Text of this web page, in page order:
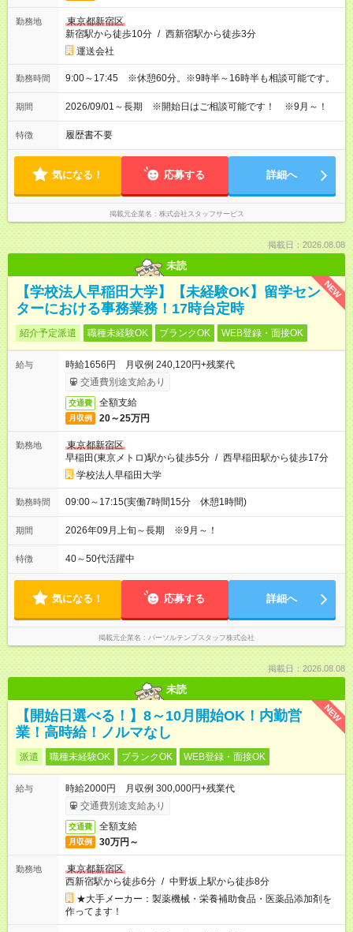
勤務地
東京都新宿区
新宿駅から徒歩10分 / 西新宿駅から徒歩3分
運送会社
勤務時間 9:00～17:45 ※休憩60分。※9時半～16時半も相談可能です。
期間 2026/09/01～長期 ※開始日はご相談可能です！ ※9月～！
特徴 履歴書不要
気になる！ 応募する 詳細へ
掲載元企業名 株式会社スタッフサービス
掲載日：2026.08.08
未読
NEW
【学校法人早稲田大学】【未経験OK】留学セン
ターにおける事務業務！17時台定時
紹介予定派遣 職種未経験OK ブランクOK WEB登録・面接OK
給与
時給1656円 月収例 240,120円+残業代
交通費別途支給あり
交通費 全額支給
月収例 20～25万円
勤務地
東京都新宿区
早稲田(東京メトロ)駅から徒歩5分 / 西早稲田駅から徒歩17分
学校法人早稲田大学
勤務時間 09:00～17:15(実働7時間15分 休憩1時間)
期間 2026年09月上旬～長期 ※9月～！
特徴 40～50代活躍中
気になる！ 応募する 詳細へ
掲載元企業名 パーソルテンプスタッフ株式会社
掲載日：2026.08.08
未読
NEW
【開始日選べる！】8～10月開始OK！内勤営
業！高時給！ノルマなし
派遣 職種未経験OK ブランクOK WEB登録・面接OK
給与
時給2000円 月収例 300,000円+残業代
交通費別途支給あり
交通費 全額支給
月収例 30万円～
勤務地
東京都新宿区
西新宿駅から徒歩6分 / 中野坂上駅から徒歩8分
★大手メーカー：製薬機械・栄養補助食品・医薬品添加剤を
作ってます！